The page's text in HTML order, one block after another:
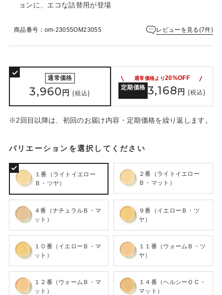
ョンに、エコな詰替用が登場
商品番号：om-23055OM23055 レビューを見る(7件)
通常価格
3,960 円 (税込)
通常価格より20%OFF
定期価格 3,168 円 (税込)
※2回目以降は、初回のお届け内容・定期価格を繰り返します。
バリエーションを選択してください
１番（ライトイエロー
Ｂ・ツヤ）
２番（ライトイエロー
Ｂ・マット）
４番（ナチュラルＢ・マ
ット）
９番（イエローＢ・ツ
ヤ）
１０番（イエローＢ・マ
ット）
１１番（ウォームＢ・ツ
ヤ）
１２番（ウォームＢ・マ
ット）
１４番（ヘルシーＯＣ・
マット）